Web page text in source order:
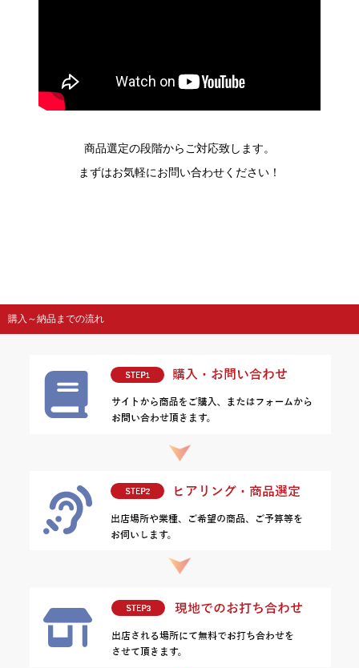
商品選定の段階からご対応致します。
まずはお気軽にお問い合わせください！
購入～納品までの流れ